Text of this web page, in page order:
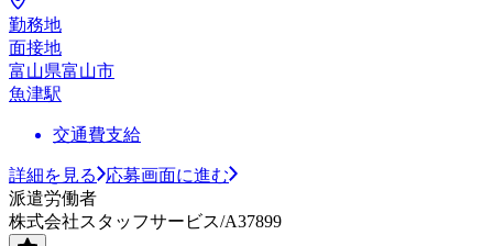
勤務地
面接地
富山県富山市
魚津駅
交通費支給
詳細を見る
応募画面に進む
派遣労働者
株式会社スタッフサービス/A37899